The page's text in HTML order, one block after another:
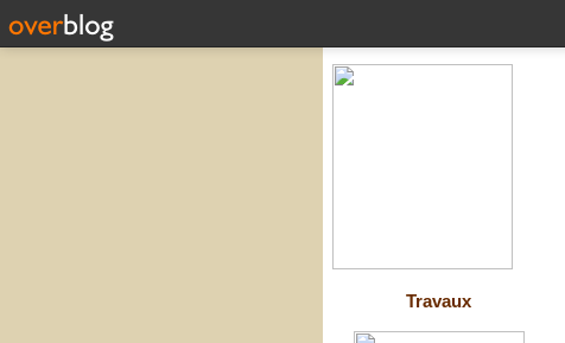
Travaux